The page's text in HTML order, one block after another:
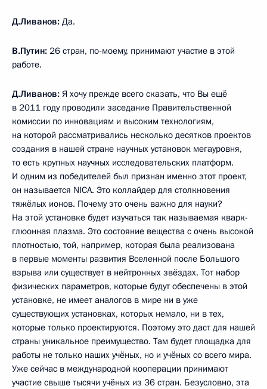
Д.Ливанов: Да.
В.Путин: 26 стран, по‑моему, принимают участие в этой
работе.
Д.Ливанов: Я хочу прежде всего сказать, что Вы ещё
в 2011 году проводили заседание Правительственной
комиссии по инновациям и высоким технологиям,
на которой рассматривались несколько десятков проектов
создания в нашей стране научных установок мегауровня,
то есть крупных научных исследовательских платформ.
И одним из победителей был признан именно этот проект,
он называется NICA. Это коллайдер для столкновения
тяжёлых ионов. Почему это очень важно для науки?
На этой установке будет изучаться так называемая кварк-
глюонная плазма. Это состояние вещества с очень высокой
плотностью, той, например, которая была реализована
в первые моменты развития Вселенной после Большого
взрыва или существует в нейтронных звёздах. Тот набор
физических параметров, которые будут обеспечены в этой
установке, не имеет аналогов в мире ни в уже
существующих установках, которых немало, ни в тех,
которые только проектируются. Поэтому это даст для нашей
страны уникальное преимущество. Там будет площадка для
работы не только наших учёных, но и учёных со всего мира.
Уже сейчас в международной кооперации принимают
участие свыше тысячи учёных из 36 стран. Безусловно, эта